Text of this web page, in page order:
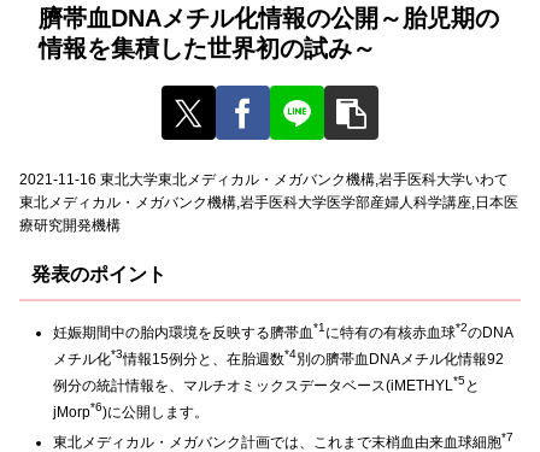
臍帯血DNAメチル化情報の公開～胎児期の
情報を集積した世界初の試み～
2021-11-16 東北大学東北メディカル・メガバンク機構,岩手医科大学いわて
東北メディカル・メガバンク機構,岩手医科大学医学部産婦人科学講座,日本医
療研究開発機構
発表のポイント
妊娠期間中の胎内環境を反映する臍帯血*1に特有の有核赤血球*2のDNA
メチル化*3情報15例分と、在胎週数*4別の臍帯血DNAメチル化情報92
例分の統計情報を、マルチオミックスデータベース(iMETHYL*5と
jMorp*6)に公開します。
東北メディカル・メガバンク計画では、これまで末梢血由来血球細胞*7